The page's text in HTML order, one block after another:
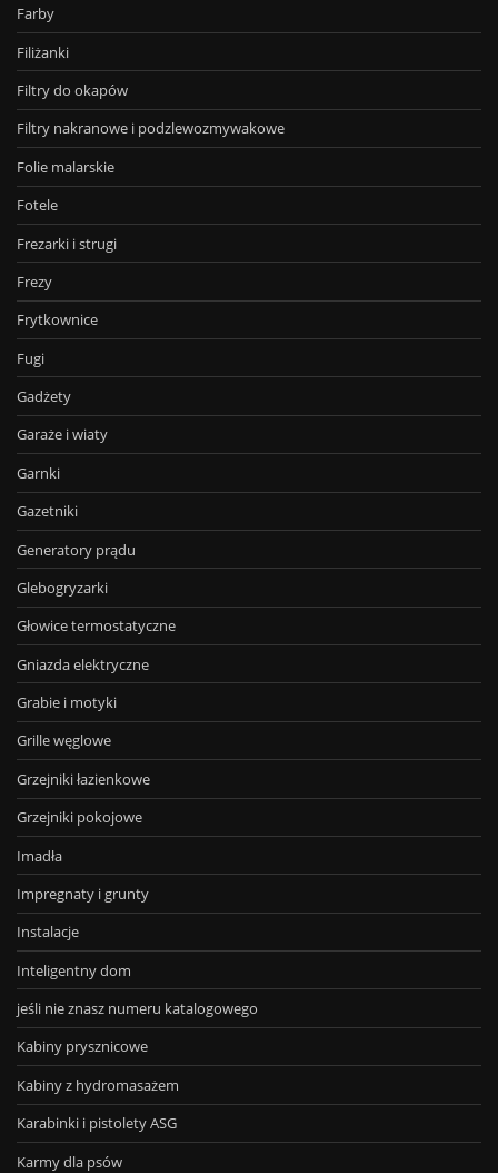
Farby
Filiżanki
Filtry do okapów
Filtry nakranowe i podzlewozmywakowe
Folie malarskie
Fotele
Frezarki i strugi
Frezy
Frytkownice
Fugi
Gadżety
Garaże i wiaty
Garnki
Gazetniki
Generatory prądu
Glebogryzarki
Głowice termostatyczne
Gniazda elektryczne
Grabie i motyki
Grille węglowe
Grzejniki łazienkowe
Grzejniki pokojowe
Imadła
Impregnaty i grunty
Instalacje
Inteligentny dom
jeśli nie znasz numeru katalogowego
Kabiny prysznicowe
Kabiny z hydromasażem
Karabinki i pistolety ASG
Karmy dla psów